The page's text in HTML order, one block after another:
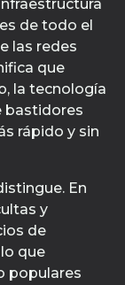
de todo el
las redes
que
la tecnología
bastidores
rápido y sin
En
y
de
que
populares